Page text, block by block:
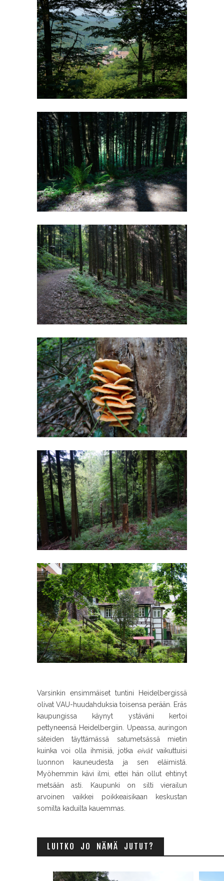
Varsinkin ensimmäiset tuntini Heidelbergissä
olivat VAU-huudahduksia toisensa perään. Eräs
kaupungissa käynyt ystäväni kertoi
pettyneensä Heidelbergiin. Upeassa, auringon
säteiden täyttämässä satumetsässä mietin
kuinka voi olla ihmisiä, jotka eivätvaikuttuisi
luonnon kauneudesta ja sen eläimistä.
Myöhemmin kävi ilmi, ettei hän ollut ehtinyt
metsään asti. Kaupunki on silti vierailun
arvoinen vaikkei poikkeaisikaan keskustan
somilta kaduilta kauemmas.
LUITKO JO NÄMÄ JUTUT?